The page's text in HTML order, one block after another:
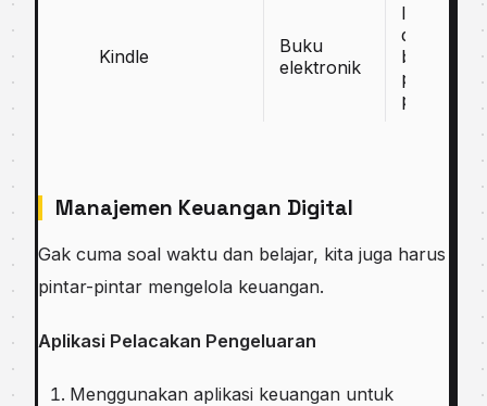
Kindle
Buku
elektronik
Integrasi
dengan
berbagai
perangkat
pembaca
Manajemen Keuangan Digital
Gak cuma soal waktu dan belajar, kita juga harus
pintar-pintar mengelola keuangan.
Aplikasi Pelacakan Pengeluaran
Menggunakan aplikasi keuangan untuk